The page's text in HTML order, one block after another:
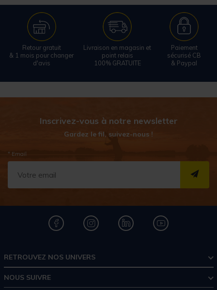
Retour gratuit
& 1 mois pour changer
d'avis
Livraison en magasin et
point relais
100% GRATUITE
Paiement
sécurisé CB
& Paypal
Inscrivez-vous à notre newsletter
Gardez le fil, suivez-nous !
* Email
RETROUVEZ NOS UNIVERS
NOUS SUIVRE